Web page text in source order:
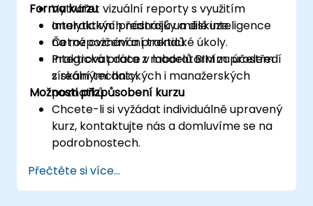
Vytvářet vizuální reporty s využitím
analytických nástrojů umělé inteligence
na rozpoznávání trendů.
Integrovat data z modelů BIM za účelem
získání technických i manažerských
poznatků.
Forma kurzu
Interaktivní přednášky a diskuze.
Četné cvičení a praktické úkoly.
Praktická práce v laboratorním prostředí
s reálnými daty.
Možnosti přizpůsobení kurzu
Chcete-li si vyžádat individuálně upravený
kurz, kontaktujte nás a domluvíme se na
podrobnostech.
Přečtěte si více...